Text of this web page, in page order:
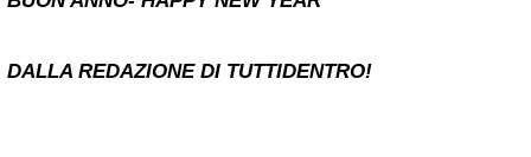
DALLA REDAZIONE DI TUTTIDENTRO!